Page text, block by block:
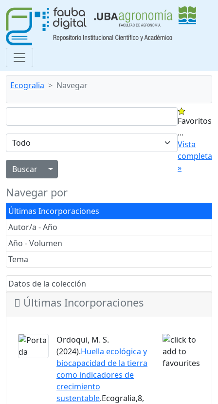
Ecogralia Navegar
Alternar menú desplegable
Favoritos
...
Vista
completa
»
Navegar por
Últimas Incorporaciones
Autor/a - Año
Año - Volumen
Tema
Datos de la colección
Últimas Incorporaciones
Ordoqui, M. S.
(2024).Huella ecológica y
biocapacidad de la tierra
como indicadores de
crecimiento
sustentable.Ecogralia,8,